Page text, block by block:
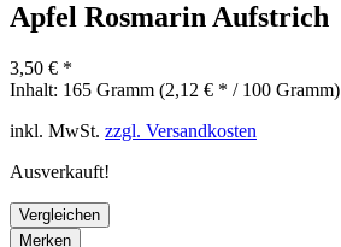
Apfel Rosmarin Aufstrich
3,50 € *
Inhalt: 165 Gramm (2,12 € * / 100 Gramm)
inkl. MwSt. zzgl. Versandkosten
Ausverkauft!
Vergleichen
Merken